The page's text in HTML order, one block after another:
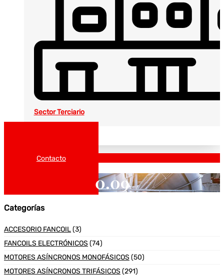
Sector Terciario
Contacto
0.09
Categorías
ACCESORIO FANCOIL(3)
FANCOILS ELECTRÓNICOS (74)
MOTORES ASÍNCRONOS MONOFÁSICOS (50)
MOTORES ASÍNCRONOS TRIFÁSICOS (291)